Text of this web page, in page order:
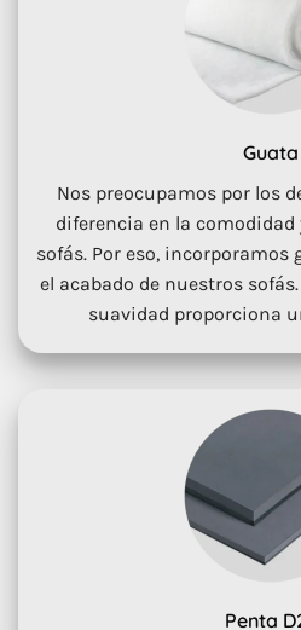
Guata
Nos preocupamos por los
diferencia en la
sofás. Por eso, incorporamos
el acabado de nuestros
suavidad proporciona
Penta